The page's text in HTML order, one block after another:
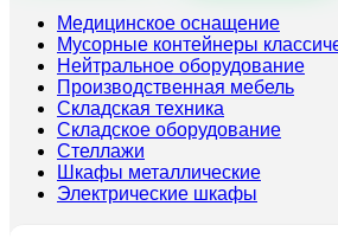
ВМЦ1-
5/6-
443Б-
Медицинское оснащение
Мусорные контейнеры
Нейтральное оборудование
Производственная мебель
Складская техника
Складское оборудование
Стеллажи
Шкафы металлические
Электрические шкафы